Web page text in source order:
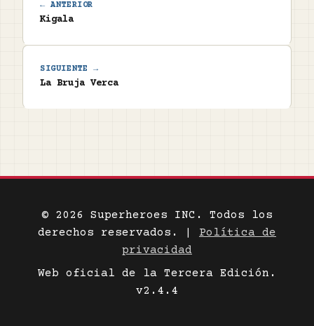
← ANTERIOR
Kigala
SIGUIENTE →
La Bruja Verca
© 2026 Superheroes INC. Todos los
derechos reservados. | Política de
privacidad
Web oficial de la Tercera Edición.
v2.4.4